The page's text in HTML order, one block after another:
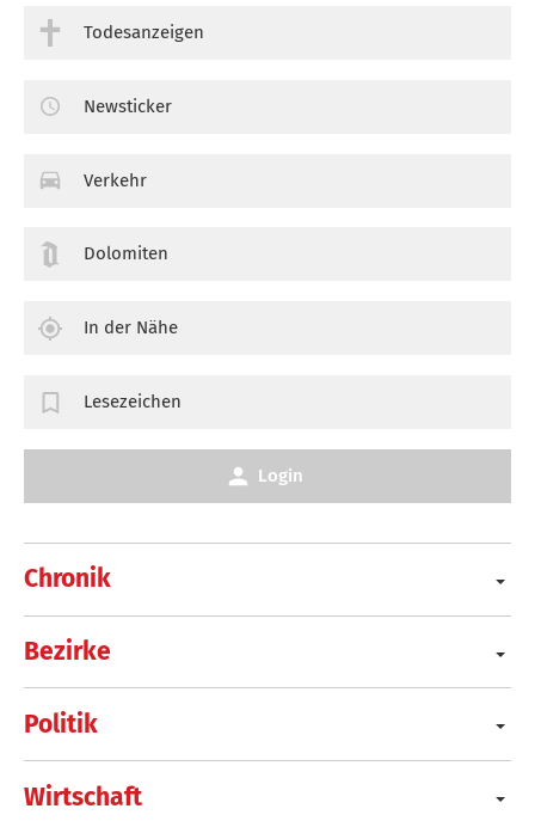
Chronik
Bezirke
Politik
Wirtschaft
Todesanzeigen
Newsticker
Verkehr
Dolomiten
In der Nähe
Lesezeichen
Login